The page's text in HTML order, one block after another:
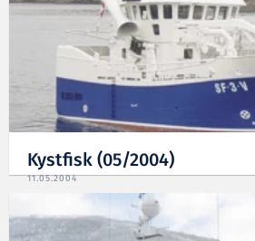
Kystfisk (05/2004)
11.05.2004